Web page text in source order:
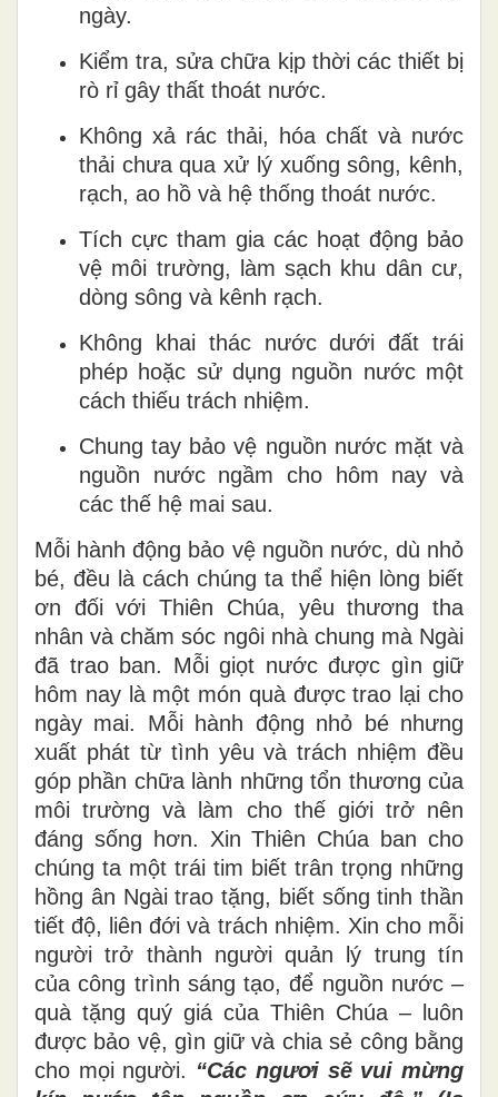
ngày.
Kiểm tra, sửa chữa kịp thời các thiết bị
rò rỉ gây thất thoát nước.
Không xả rác thải, hóa chất và nước
thải chưa qua xử lý xuống sông, kênh,
rạch, ao hồ và hệ thống thoát nước.
Tích cực tham gia các hoạt động bảo
vệ môi trường, làm sạch khu dân cư,
dòng sông và kênh rạch.
Không khai thác nước dưới đất trái
phép hoặc sử dụng nguồn nước một
cách thiếu trách nhiệm.
Chung tay bảo vệ nguồn nước mặt và
nguồn nước ngầm cho hôm nay và
các thế hệ mai sau.
Mỗi hành động bảo vệ nguồn nước, dù nhỏ
bé, đều là cách chúng ta thể hiện lòng biết
ơn đối với Thiên Chúa, yêu thương tha
nhân và chăm sóc ngôi nhà chung mà Ngài
đã trao ban. Mỗi giọt nước được gìn giữ
hôm nay là một món quà được trao lại cho
ngày mai. Mỗi hành động nhỏ bé nhưng
xuất phát từ tình yêu và trách nhiệm đều
góp phần chữa lành những tổn thương của
môi trường và làm cho thế giới trở nên
đáng sống hơn. Xin Thiên Chúa ban cho
chúng ta một trái tim biết trân trọng những
hồng ân Ngài trao tặng, biết sống tinh thần
tiết độ, liên đới và trách nhiệm. Xin cho mỗi
người trở thành người quản lý trung tín
của công trình sáng tạo, để nguồn nước –
quà tặng quý giá của Thiên Chúa – luôn
được bảo vệ, gìn giữ và chia sẻ công bằng
cho mọi người. “Các ngươi sẽ vui mừng